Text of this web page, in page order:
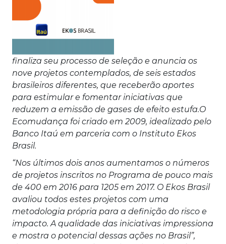
finaliza seu processo de seleção e anuncia os
nove projetos contemplados, de seis estados
brasileiros diferentes, que receberão aportes
para estimular e fomentar iniciativas que
reduzem a emissão de gases de efeito estufa.O
Ecomudança foi criado em 2009, idealizado pelo
Banco Itaú em parceria com o Instituto Ekos
Brasil.
“Nos últimos dois anos aumentamos o números
de projetos inscritos no Programa de pouco mais
de 400 em 2016 para 1205 em 2017. O Ekos Brasil
avaliou todos estes projetos com uma
metodologia própria para a definição do risco e
impacto. A qualidade das iniciativas impressiona
e mostra o potencial dessas ações no Brasil”,